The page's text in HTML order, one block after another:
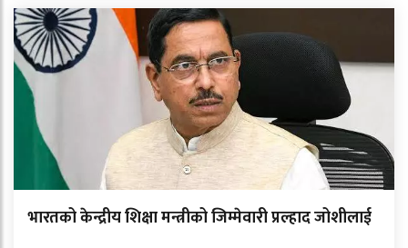
भारतको केन्द्रीय शिक्षा मन्त्रीको जिम्मेवारी प्रल्हाद जोशीलाई